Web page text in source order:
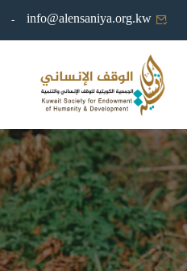
info@alensaniya.org.kw
-